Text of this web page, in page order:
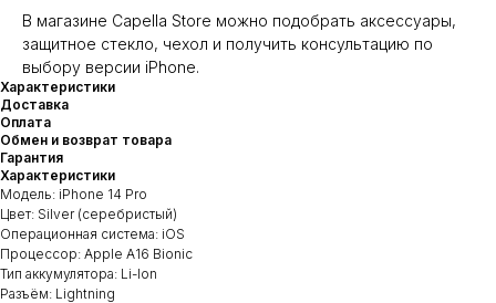
В магазине Capella Store можно подобрать аксессуары,
защитное стекло, чехол и получить консультацию по
выбору версии iPhone.
Характеристики
Доставка
Оплата
Обмен и возврат товара
Гарантия
Характеристики
Модель: iPhone 14 Pro
Цвет: Silver (серебристый)
Операционная система: iOS
Процессор: Apple A16 Bionic
Тип аккумулятора: Li-Ion
Разъём: Lightning